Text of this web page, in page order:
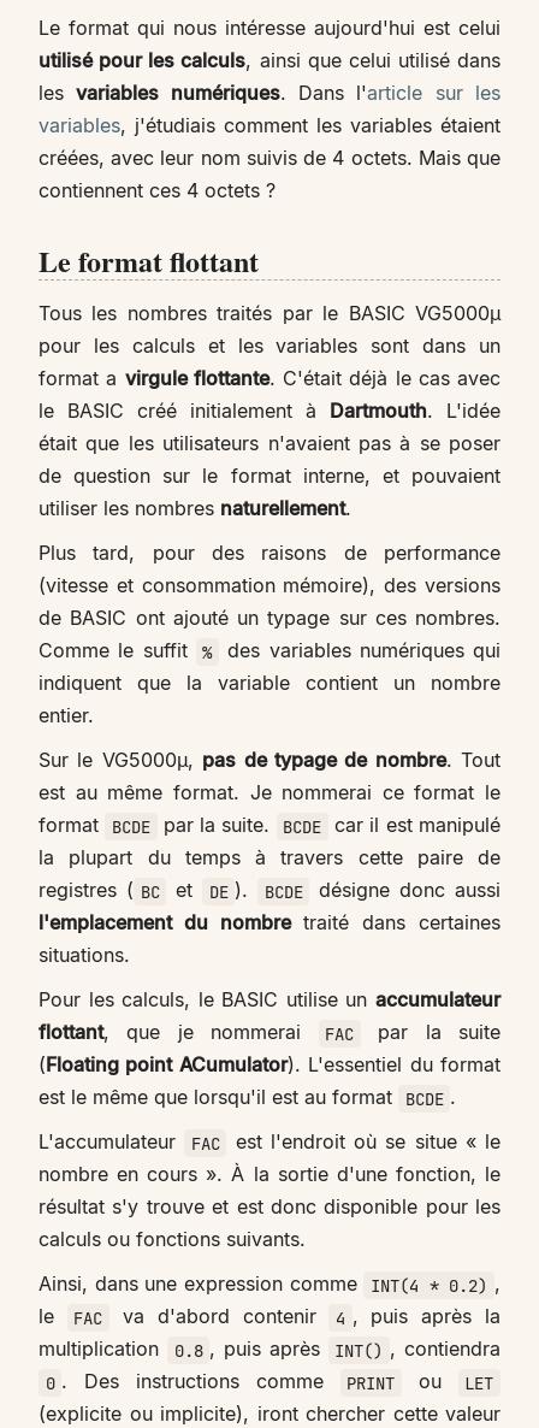
Le format qui nous intéresse aujourd'hui est celui
utilisé pour les calculs, ainsi que celui utilisé dans
lesvariables numériques. Dans l'article sur les
variables, j'étudiais comment les variables étaient
créées, avec leur nom suivis de 4 octets. Mais que
contiennent ces 4 octets ?
Le format flottant
Tous les nombres traités par le BASIC VG5000µ
pour les calculs et les variables sont dans un
format a virgule flottante. C'était déjà le cas avec
le BASIC créé initialement à Dartmouth. L'idée
était que les utilisateurs n'avaient pas à se poser
de question sur le format interne, et pouvaient
utiliser les nombres naturellement.
Plus tard, pour des raisons de performance
(vitesse et consommation mémoire), des versions
de BASIC ont ajouté un typage sur ces nombres.
Comme le suffit
%
des variables numériques qui
indiquent que la variable contient un nombre
entier.
Sur le VG5000µ, pas de typage de nombre. Tout
est au même format. Je nommerai ce format le
format
BCDE par la suite. BCDE
car il est manipulé
la plupart du temps à travers cette paire de
registres ( BC et DE ). BCDE
désigne donc aussi
l'emplacement du nombretraité dans certaines
situations.
Pour les calculs, le BASIC utilise un accumulateur
flottant, que je nommerai FAC
par la suite
(Floating point ACumulator). L'essentiel du format
est le même que lorsqu'il est au format
BCDE .
L'accumulateur
FAC
est l'endroit où se situe « le
nombre en cours ». À la sortie d'une fonction, le
résultat s'y trouve et est donc disponible pour les
calculs ou fonctions suivants.
Ainsi, dans une expression comme
INT(4 * 0.2) ,
le
FAC va d'abord contenir 4 , puis après la
multiplication
0.8 , puis après INT() , contiendra
0 . Des instructions comme PRINT ou LET
(explicite ou implicite), iront chercher cette valeur